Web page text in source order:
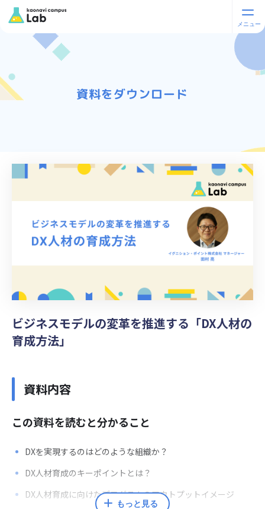
資料をダウンロード
ビジネスモデルの変革を推進する「DX人材の
育成方法」
資料内容
この資料を読むと分かること
DXを実現するのはどのような組織か？
DX人材育成のキーポイントとは？
DX人材育成に向けたプログラムのアウトプットイメージ
もっと見る